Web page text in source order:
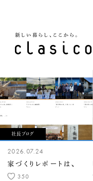
社長ブログ
2026.07.24
家づくりレポートは、
350